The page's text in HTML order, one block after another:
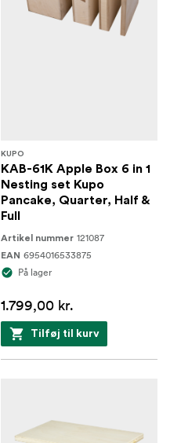
KUPO
KAB-61K Apple Box 6 in 1
Nesting set Kupo
Pancake, Quarter, Half &
Full
Artikel nummer 121087
EAN 6954016533875
På lager
1.799,00 kr.
Tilføj til kurv